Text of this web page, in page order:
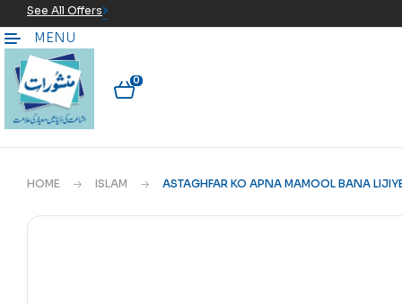
See All Offers
MENU
0
HOME ISLAM ASTAGHFAR KO APNA MAMOOL BANA